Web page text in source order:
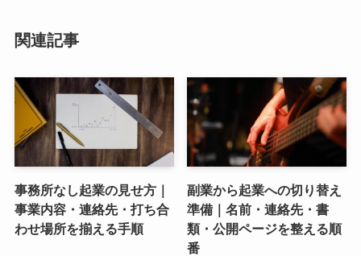
関連記事
事務所なし起業の見せ方｜
事業内容・連絡先・打ち合
わせ場所を揃える手順
副業から起業への切り替え
準備｜名前・連絡先・書
類・公開ページを整える順
番